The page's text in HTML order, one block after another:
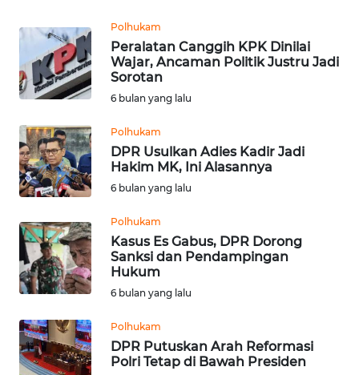
Polhukam
Peralatan Canggih KPK Dinilai
Wajar, Ancaman Politik Justru Jadi
Sorotan
6 bulan yang lalu
Polhukam
DPR Usulkan Adies Kadir Jadi
Hakim MK, Ini Alasannya
6 bulan yang lalu
Polhukam
Kasus Es Gabus, DPR Dorong
Sanksi dan Pendampingan
Hukum
6 bulan yang lalu
Polhukam
DPR Putuskan Arah Reformasi
Polri Tetap di Bawah Presiden
Wahana
News
Regional
WN
WN
JAKARTA
JABAR
WN
BANTEN
WN
NTT